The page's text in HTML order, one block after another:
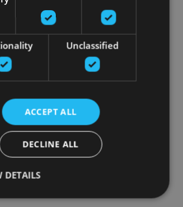
Unclassified
ACCEPT ALL
DECLINE ALL
DETAILS